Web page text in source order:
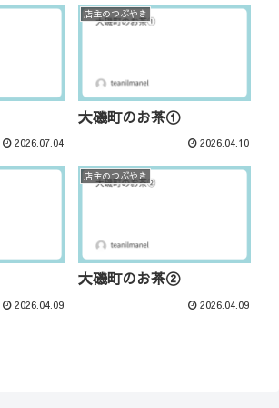
2026.07.04
店主のつぶやき
大磯町のお茶①
2026.04.10
2026.04.09
店主のつぶやき
大磯町のお茶②
2026.04.09